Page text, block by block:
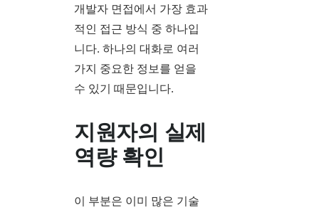
개발자 면접에서 가장 효과
적인 접근 방식 중 하나입
니다. 하나의 대화로 여러
가지 중요한 정보를 얻을
수 있기 때문입니다.
지원자의 실제
역량 확인
이 부분은 이미 많은 기술